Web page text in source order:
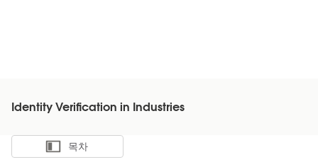
Identity Verification in Industries
목차 표시
목차